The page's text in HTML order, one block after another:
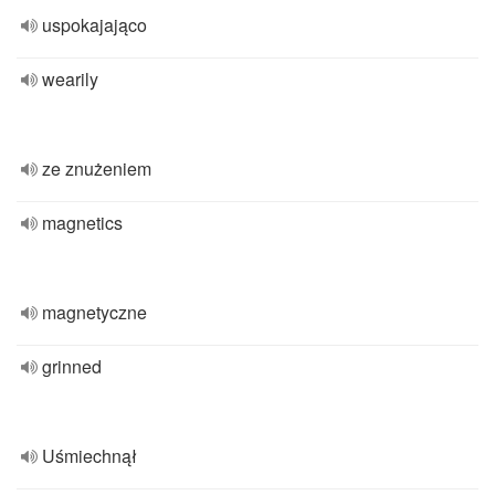
uspokajająco
wearily
ze znużeniem
magnetics
magnetyczne
grinned
Uśmiechnął